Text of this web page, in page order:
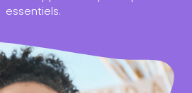
essentiels.